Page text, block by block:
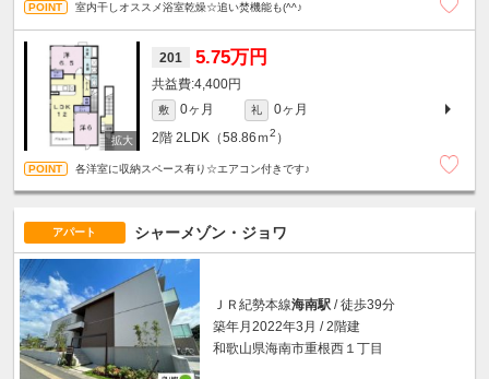
室内干しオススメ浴室乾燥☆追い焚機能も(^^♪
201 5.75万円
4,400円
敷 0ヶ月 礼
0ヶ月
2階 2LDK（58.86ｍ2 ）
各洋室に収納スペース有り☆エアコン付きです♪
アパート シャーメゾン・ジョワ
ＪＲ紀勢本線海南駅 / 徒歩39分
築年月2022年3月 / 2階建
和歌山県海南市重根西１丁目